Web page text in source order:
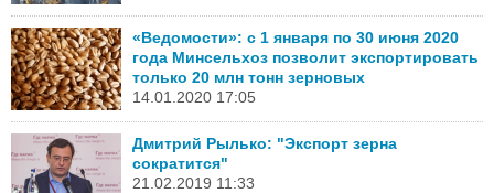
«Ведомости»: с 1 января по 30 июня 2020
года Минсельхоз позволит экспортировать
только 20 млн тонн зерновых
14.01.2020 17:05
Дмитрий Рылько: "Экспорт зерна
сократится"
21.02.2019 11:33